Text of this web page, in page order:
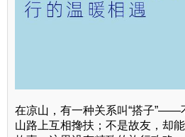
在凉山，有一种关系叫“搭子”——
山路上互相搀扶；不是故友，却